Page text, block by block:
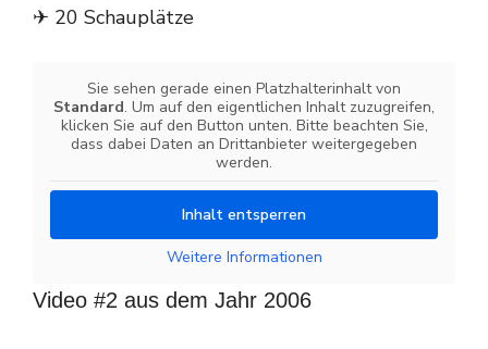
✈ 20 Schauplätze
Sie sehen gerade einen Platzhalterinhalt von
Standard. Um auf den eigentlichen Inhalt zuzugreifen,
klicken Sie auf den Button unten. Bitte beachten Sie,
dass dabei Daten an Drittanbieter weitergegeben
werden.
Inhalt entsperren
Weitere Informationen
Video #2 aus dem Jahr 2006